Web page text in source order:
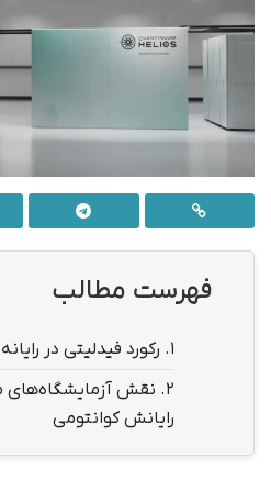
فهرست مطالب
1. رکورد فیدلیتی در
2. نقش آزمایشگاه‌های
رایانش کوانتومی